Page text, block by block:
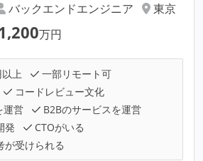
バックエンドエンジニア
東京
万円
上
一部リモート可
コードレビュー文化
運営
B2Bのサービスを運営
発
CTOがいる
が受けられる